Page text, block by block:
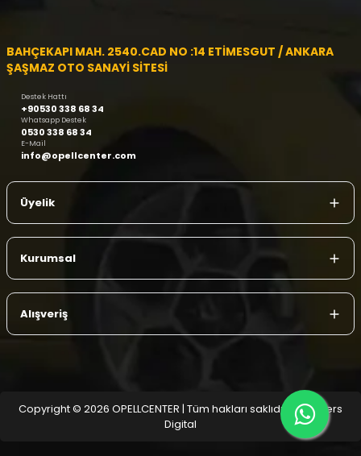
BAHÇEKAPI MAH. 2540.CAD NO :14 ETİMESGUT / ANKARA
ŞAŞMAZ OTO SANAYİ SİTESİ
Destek Hattı
+90530 338 68 34
Whatsapp Destek
0530 338 68 34
E-Mail
info@opellcenter.com
Üyelik
Kurumsal
Alışveriş
Copyright © 2026 OPELLCENTER | Tüm hakları saklıdır.
| Reliefers
Digital